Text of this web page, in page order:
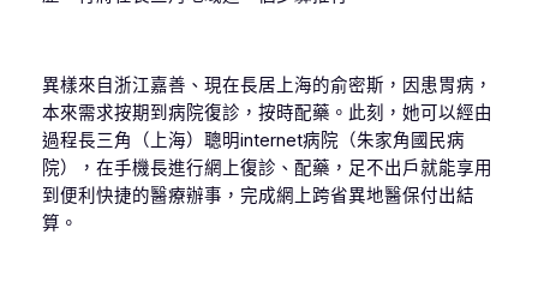
異樣來自浙江嘉善、現在長居上海的俞密斯，因患胃病，
本來需求按期到病院復診，按時配藥。此刻，她可以經由
過程長三角（上海）聰明internet病院（朱家角國民病
院），在手機長進行網上復診、配藥，足不出戶就能享用
到便利快捷的醫療辦事，完成網上跨省異地醫保付出結
算。